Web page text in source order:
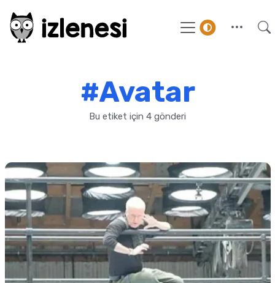
#Avatar
Bu etiket için 4 gönderi